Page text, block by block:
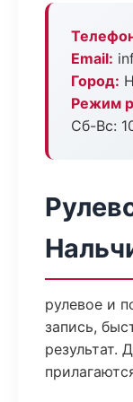
Email:
Город:
Режим
Сб-Вс:
рулевое и
запись,
результат.